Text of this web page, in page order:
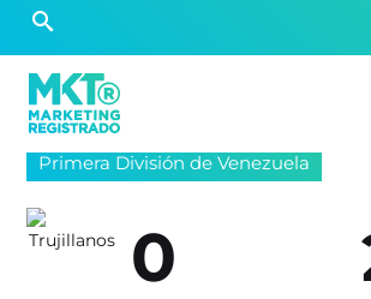
Primera División de Venezuela
0